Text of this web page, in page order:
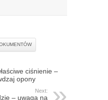
ciśnienie –
opony
Next:
– uwaga na